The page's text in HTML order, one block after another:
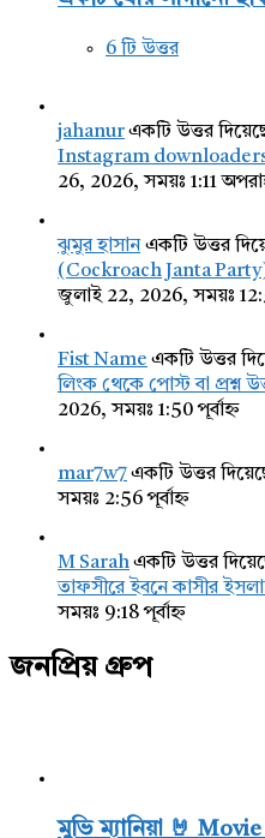
6 টি উত্তর
jahanurএকটি উত্তর
Instagram
26, 2026, সময়ঃ 1:11
ঝুমুর হাসানএকটি উত্তর
(Cockroach Janta
জুলাই 22, 2026, সময়ঃ
Fist Name একটি উত্তর
লিংক থেকে পোস্ট বা প্রশ্ন
2026, সময়ঃ 1:50 পূর্বাহ্ন
mar7w7একটি উত্তর
সময়ঃ 2:56 পূর্বাহ্ন
M Sarahএকটি উত্তর
তাফসীরে ইবনে কাসীর
সময়ঃ 9:18 পূর্বাহ্ন
জনপ্রিয় গ্রুপ
মুভি ম্যানিয়া 🤘